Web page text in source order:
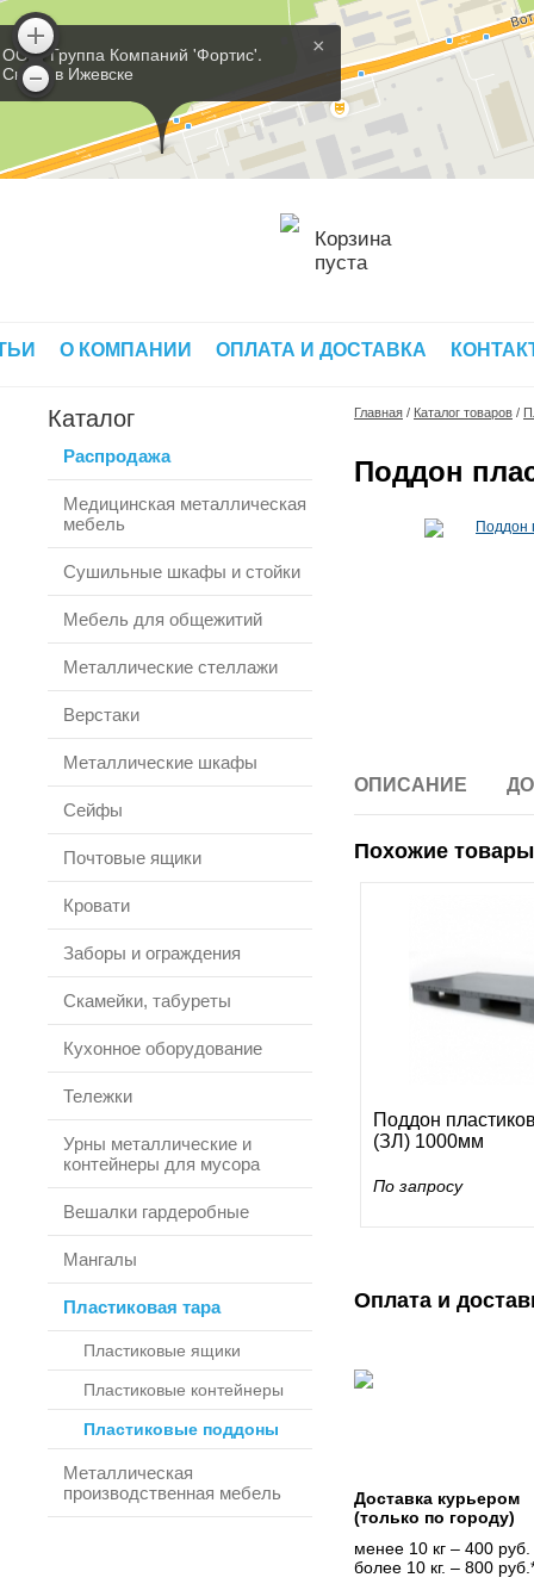
×
ООО 'Группа Компаний 'Фортис'.
Склад в Ижевске
Корзина
пуста
О КОМПАНИИ ОПЛАТА И ДОСТАВКА
Каталог
Распродажа
Медицинская металлическая
мебель
Сушильные шкафы и стойки
Мебель для общежитий
Металлические стеллажи
Верстаки
Металлические шкафы
Сейфы
Почтовые ящики
Кровати
Заборы и ограждения
Скамейки, табуреты
Кухонное оборудование
Тележки
Урны металлические и
контейнеры для мусора
Вешалки гардеробные
Мангалы
Пластиковая тара
Пластиковые ящики
Пластиковые контейнеры
Пластиковые поддоны
Металлическая
производственная мебель
Главная / Каталог товаров /
Поддон
ОПИСАНИЕ
Похожие
Поддон
(ЗЛ) 1000мм
По запросу
Оплата и
Доставка курьером
(только по городу)
менее 10 кг – 400 руб.
более 10 кг. – 800